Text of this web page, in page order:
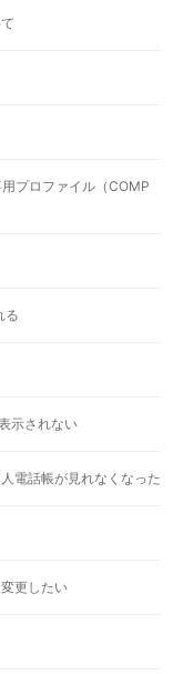
プロファイル（COMP
る
示されない
電話帳が見れなくなった
更したい